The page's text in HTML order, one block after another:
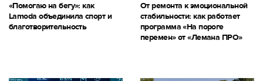
«Помогаю на бегу»: как
Lamoda объединила спорт и
благотворительность
От ремонта к эмоциональной
стабильности: как работает
программа «На пороге
перемен» от «Лемана ПРО»